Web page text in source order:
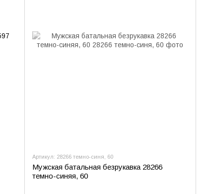
Артикул: 28266 темно-синя, 60
Мужская батальная безрукавка 28266
темно-синяя, 60